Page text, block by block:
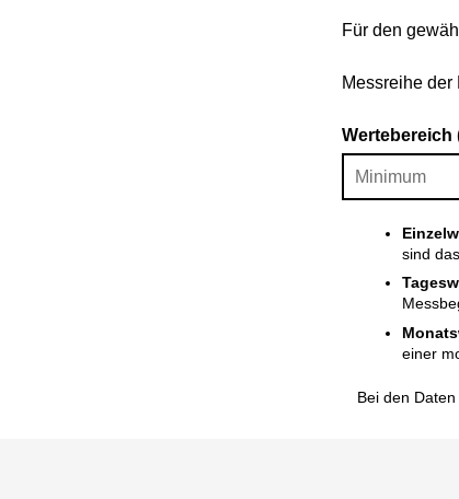
Für den
Messreihe der
Wertebereich
sind
einer
Bei den